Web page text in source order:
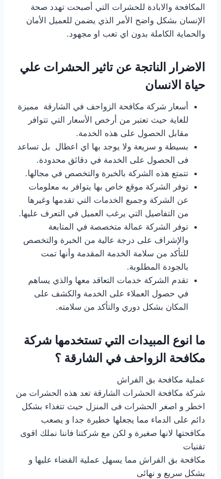
المكافحة والابادة للحشرات التي أصبحت تهدد صحة
الإنسان بشكل واضح الأمر الذي يضمن للعميل الأمان
والحماية الكاملة بدون اي تعب او مجهود.
الاضرار الناتجة عن تاثير الحشرات علي
حياة الانسان
أسعار شركة مكافحة الزواحف في الشارقة مميزة
للغاية حيث تعتبر من أرخص الأسعار التي تتوافر
مقابل الحصول على هذه الخدمة.
بسيطة و سريعة ولا يوجد بها اي اعطال بل تساعد
فى الحصول على الخدمة في دقائق محدودة.
تتمتع هذه الشركة بالخبرة والتخصص في مجالها.
توفر الشركة موقع خاص بها يتوافر به معلومات
عن الشركة وجميع الخدمات التي تقدمها وغيرها
من التفاصيل التي يرغب العميل في التعرف عليها.
توفر الشركة عمالة متخصصة في المتابعة
والإشراف على درجة عالية من الخبرة والتخصص
للتأكد من سلامة الخدمة المقدمة وأنها تمت
بالجودة المطلوبة.
تقدم الشركة خدمات التعاقد معها والذي يساهم
في حصول العملاء على الخدمة والكشف على
المكان بشكل دوري والتأكد من سلامته.
ما انوع المبيدات التي تستخدمها شركة
مكافحة الزواحف في الشارقة ؟
عملية مكافحة بق الفراش
شركة مكافحة الحشرات الشارقة تعد هذه الحشرات من
اخطر و اصغر الحشرات فى المنزل حيث تتغذاء بشكل
دائم على الدماء مما يجعلها خطيرة جدا و يصعب
مكافحتها لانها صغيرة و لكن مع شركتنا فاننا نملك اقوى
تقنيات
مكافحة بق الفراش مما يسهل عملية القضاء عليها و
بشكل سريع و نهائى